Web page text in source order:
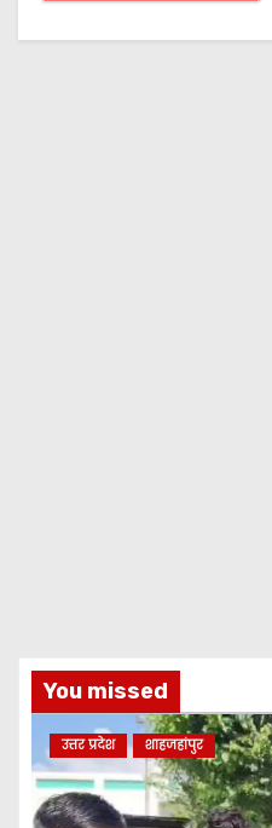
You missed
उत्तर प्रदेश शाहजहांपुर